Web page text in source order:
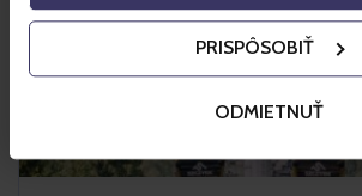
PRISPÔSOBIŤ
ODMIETNUŤ